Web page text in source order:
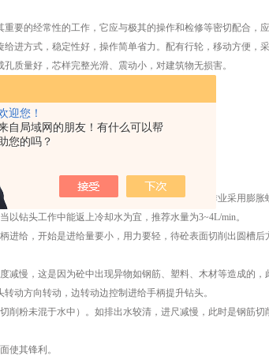
迎您！
自局域网的朋友！有什么可以帮
您的吗？
要的经常性的工作，它应与极其的操作和检修等密切配合，
方式，稳定性好，操作简单省力。配有行轮，移动方便，
质量好，芯样完整光滑、震动小，对建筑物无损害。
处，如有松动应及时调整。
脂。
立柱及齿条上加润滑油。
箱内的锂基润滑脂。
用支架顶杆部分，固定钻机。在超过3.5m高处作业采用膨胀
钻头工作中能返上冷却水为宜，推荐水量为3~4L/min。
给，开始是进给量要小，用力要轻，待砼表面切削出圆槽后
慢，这是因为砼中出现异物如钢筋、塑料、木材等造成的，
动方向转动，边转动边控制进给手柄提升钻头。
粉未混于水中）。如排出水较清，进尺减慢，此时是钢筋切
其锋利。